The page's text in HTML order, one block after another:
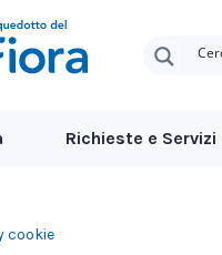
Richieste e Servizi
cookie